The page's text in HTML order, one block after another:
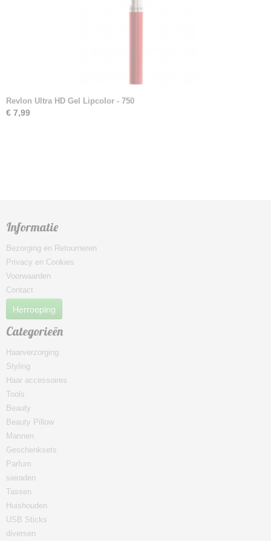
Revlon Ultra HD Gel Lipcolor - 750
€ 7,99
Informatie
Bezorging en Retourneren
Privacy en Cookies
Voorwaarden
Contact
Herroeping
Categorieën
Haarverzorging
Styling
Haar accessoires
Tools
Beauty
Beauty Pillow
Mannen
Geschenksets
Parfum
sieraden
Tassen
Huishouden
USB Sticks
diversen